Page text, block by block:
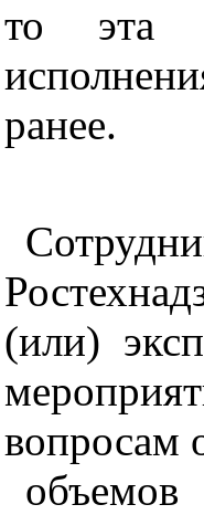
то эта
ранее.
(или)
вопросам